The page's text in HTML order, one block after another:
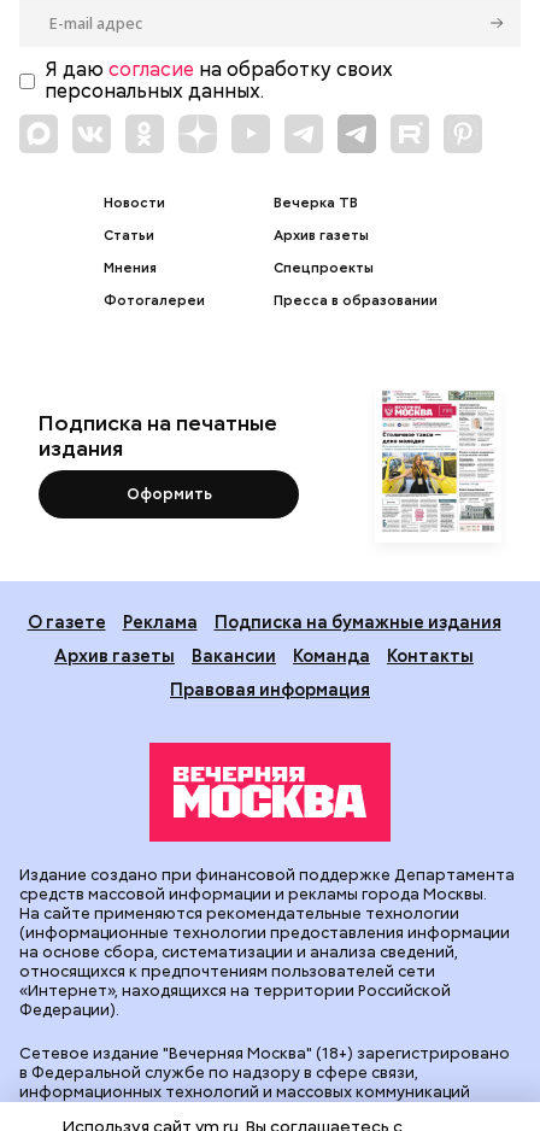
Подпишитесь на рассылку
Новости
Вечерка ТВ
Оформить
О газете Реклама
Подписка на бумажные издания
Архив газеты
Вакансии Команда
Контакты
Правовая информация
Используя сайт vm.ru, Вы соглашаетесь с